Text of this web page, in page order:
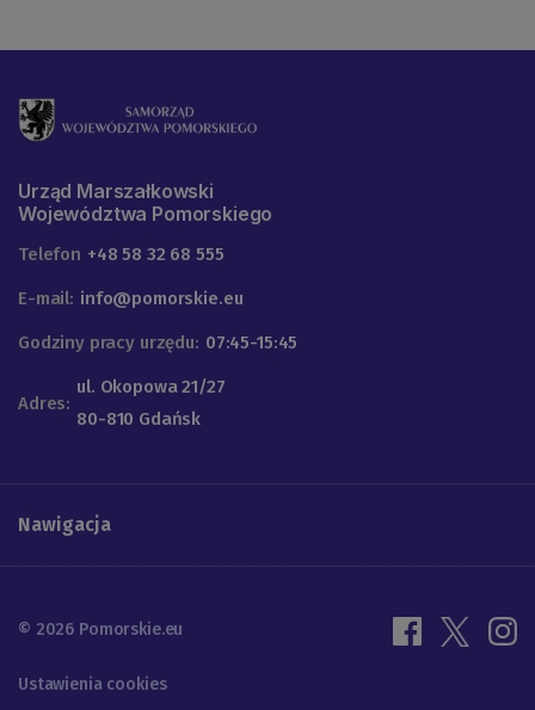
Urząd Marszałkowski
Województwa Pomorskiego
Telefon +48 58 32 68 555
E-mail: info@pomorskie.eu
Godziny pracy urzędu: 07:45-15:45
Adres:
ul. Okopowa 21/27
80-810 Gdańsk
Nawigacja
© 2026 Pomorskie.eu
Ustawienia cookies